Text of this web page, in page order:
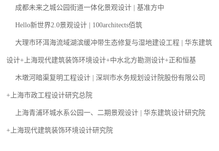
成都未来之城公园街道一体化景观设计 | 基准方中
Hello新世界2.0景观设计 | 100architects佰筑
大理市环洱海流域湖滨缓冲带生态修复与湿地建设工程 | 华东建筑
设计+上海现代建筑装饰环境设计+中水北方勘测设计+正和恒基
木墩河暗渠复明工程设计 | 深圳市水务规划设计院股份有限公司
+上海市政工程设计研究总院
上海青浦环城水系公园一、二期景观设计 | 华东建筑设计研究院
+上海现代建筑装饰环境设计研究院